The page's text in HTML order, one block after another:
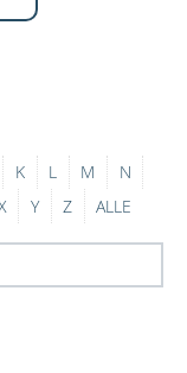
K L M
N
Y Z ALLE